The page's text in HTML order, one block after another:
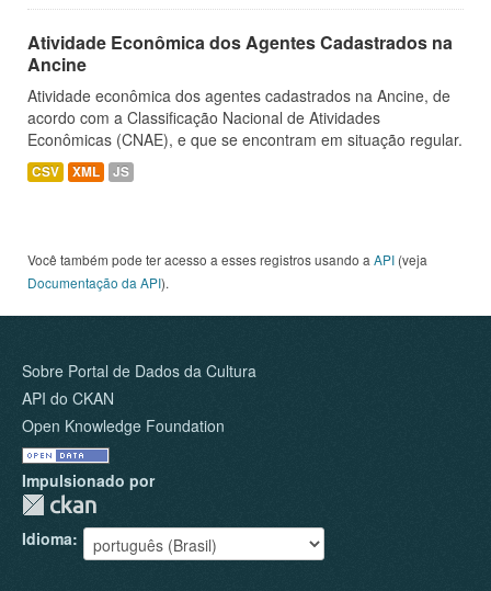
Atividade Econômica dos Agentes Cadastrados na
Ancine
Atividade econômica dos agentes cadastrados na Ancine, de
acordo com a Classificação Nacional de Atividades
Econômicas (CNAE), e que se encontram em situação regular.
CSV XML JS
Você também pode ter acesso a esses registros usando a API (veja
Documentação da API).
Sobre Portal de Dados da Cultura
API do CKAN
Open Knowledge Foundation
Impulsionado por
Idioma